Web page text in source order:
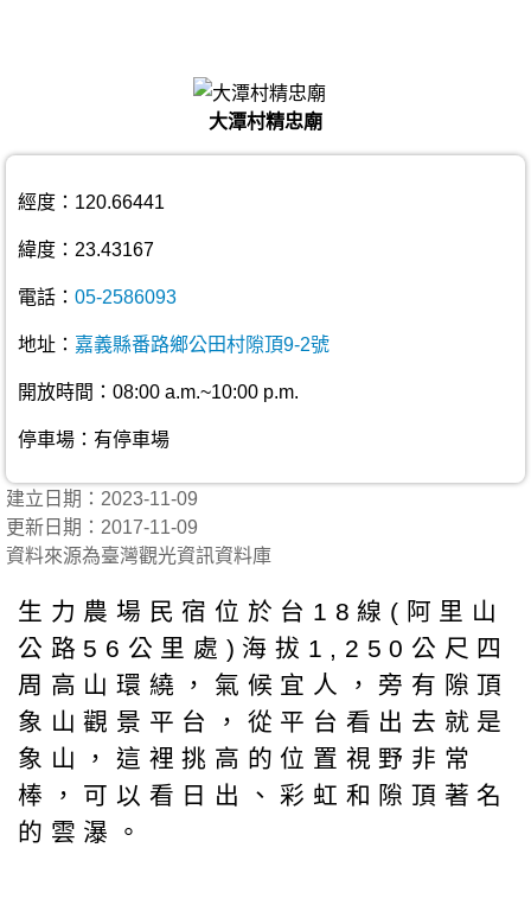
大潭村精忠廟
經度：120.66441
緯度：23.43167
電話： 05-2586093
地址： 嘉義縣番路鄉公田村隙頂9-2號
開放時間：08:00 a.m.~10:00 p.m.
停車場：有停車場
建立日期：2023-11-09
更新日期：2017-11-09
資料來源為臺灣觀光資訊資料庫
生力農場民宿位於台18線(阿里山
公路56公里處)海拔1,250公尺四
周高山環繞，氣候宜人，旁有隙頂
象山觀景平台，從平台看出去就是
象山，這裡挑高的位置視野非常
棒，可以看日出、彩虹和隙頂著名
的雲瀑。